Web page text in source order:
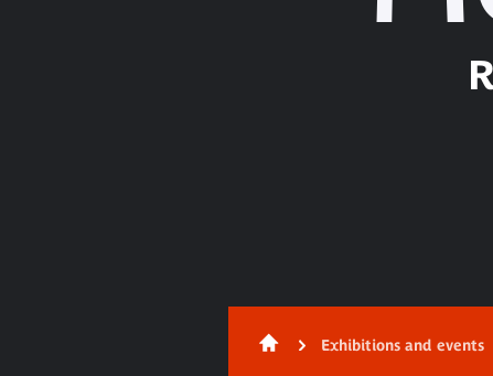
Exhibitions and events